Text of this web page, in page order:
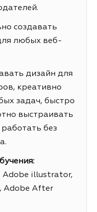
создавать
любых веб-
дизайн для
креативно
задач, быстро
выстраивать
без
Adobe illustrator,
Adobe After